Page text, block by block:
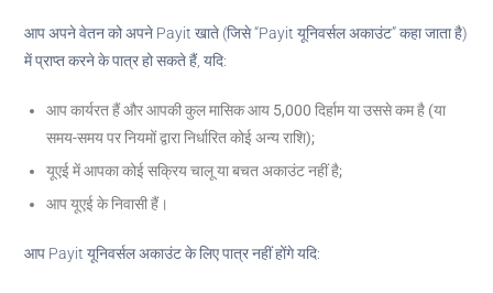
आप अपने वेतन को अपने Payit खाते (जिसे “Payit यूनिवर्सल अकाउंट” कहा जाता है)
में प्राप्त करने के पात्र हो सकते हैं, यदि:
आप कार्यरत हैं और आपकी कुल मासिक आय 5,000 दिर्हाम या उससे कम है (या
समय-समय पर नियमों द्वारा निर्धारित कोई अन्य राशि);
यूएई में आपका कोई सक्रिय चालू या बचत अकाउंट नहीं है;
आप यूएई के निवासी हैं।
आप Payit यूनिवर्सल अकाउंट के लिए पात्र नहीं होंगे यदि: